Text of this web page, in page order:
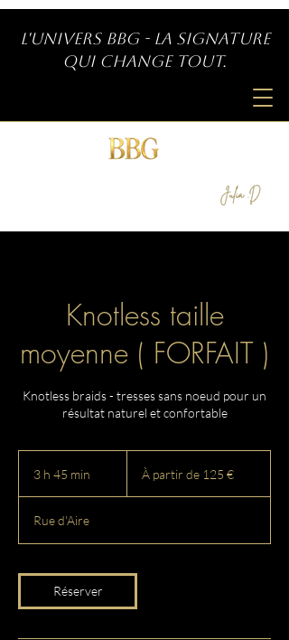
L'univers BBG - La signature
qui change tout.
Knotless taille
moyenne ( FORFAIT )
Knotless braids - tresses sans noeud pour un
résultat naturel et confortable
3 h 45 min
m
n
partir
euros
À partir de 125 €
Rue d'Aire
Réserver